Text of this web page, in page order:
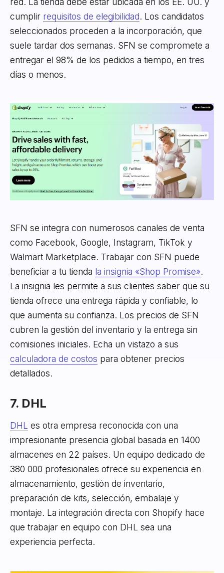
cumplir requisitos de elegibilidad. Los candidatos
seleccionados proceden a la incorporación, que
suele tardar dos semanas. SFN se compromete a
entregar el 98% de los pedidos a tiempo, en tres
días o menos.
SFN se integra con numerosos canales de venta
como Facebook, Google, Instagram, TikTok y
Walmart Marketplace. Trabajar con SFN puede
beneficiar a tu tienda la insignia «Shop Promise».
La insignia les permite a sus clientes saber que su
tienda ofrece una entrega rápida y confiable, lo
que aumenta su confianza. Los precios de SFN
cubren la gestión del inventario y la entrega sin
comisiones iniciales. Echa un vistazo a sus
calculadora de costos para obtener precios
detallados.
7. DHL
DHL es otra empresa reconocida con una
impresionante presencia global basada en 1400
almacenes en 22 países. Un equipo dedicado de
380 000 profesionales ofrece su experiencia en
almacenamiento, gestión de inventario,
preparación de kits, selección, embalaje y
montaje. La integración directa con Shopify hace
que trabajar en equipo con DHL sea una
experiencia perfecta.